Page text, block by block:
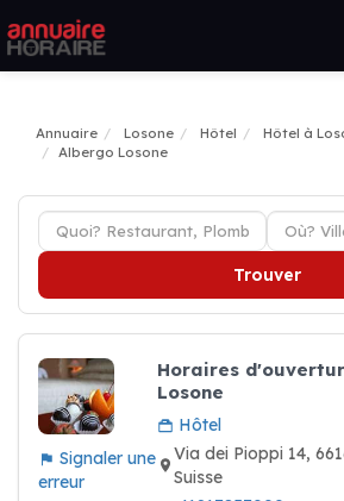
Annuaire Losone Hôtel
Hôtel à
Albergo Losone
Trouver
Signaler une
erreur
Horaires
Losone
Hôtel
Via dei Pioppi 14,
Suisse